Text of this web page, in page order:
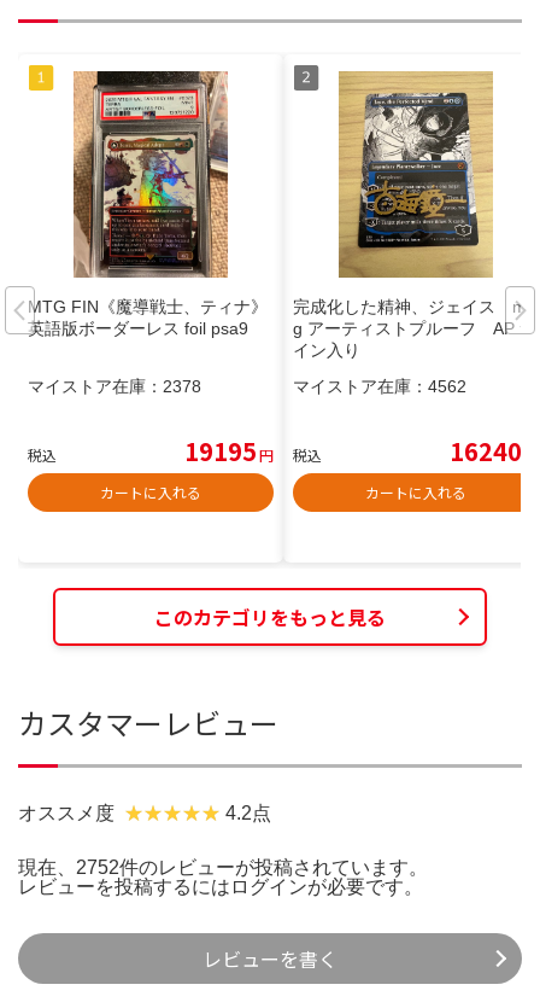
MTG FIN《魔導戦士、ティナ》
英語版ボーダーレス foil psa9
マイストア在庫： 2378
税込 19195円
カートに入れる
完成化した精神、ジェイス mt
g アーティストプルーフ AP サ
イン入り
マイストア在庫： 4562
税込 16240
カートに入れる
このカテゴリをもっと見る
カスタマーレビュー
オススメ度 4.2点
現在、2752件のレビューが投稿されています。
レビューを投稿するには ログインが必要です。
レビューを書く